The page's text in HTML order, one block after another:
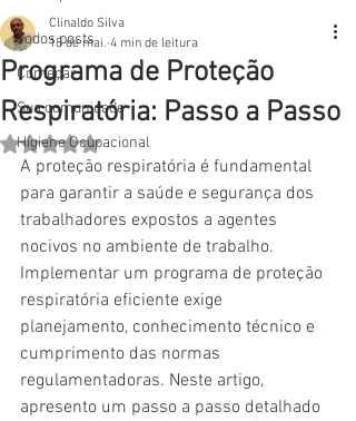
Todos posts
Começar
Sua comunidade
Higiene Ocupacional
Programa de Proteção
Respiratória: Passo a Passo
Clinaldo Silva
18 de mai. 4 min de leitura
Avaliado com NaN de 5 estrelas.
A proteção respiratória é fundamental
para garantir a saúde e segurança dos
trabalhadores expostos a agentes
nocivos no ambiente de trabalho.
Implementar um programa de proteção
respiratória eficiente exige
planejamento, conhecimento técnico e
cumprimento das normas
regulamentadoras. Neste artigo,
apresento um passo a passo detalhado